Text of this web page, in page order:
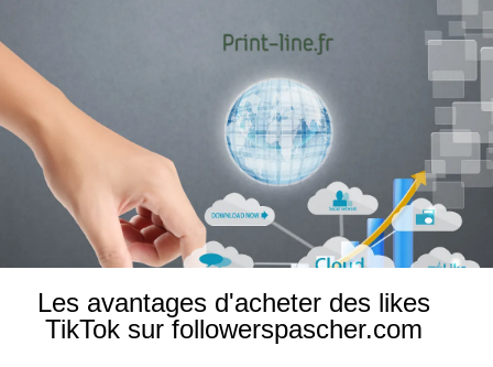
Les avantages d'acheter des likes
TikTok sur followerspascher.com